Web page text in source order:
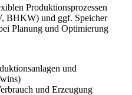
Produktionsprozessen
BHKW) und ggf. Speicher
Planung und Optimierung
und
und Erzeugung